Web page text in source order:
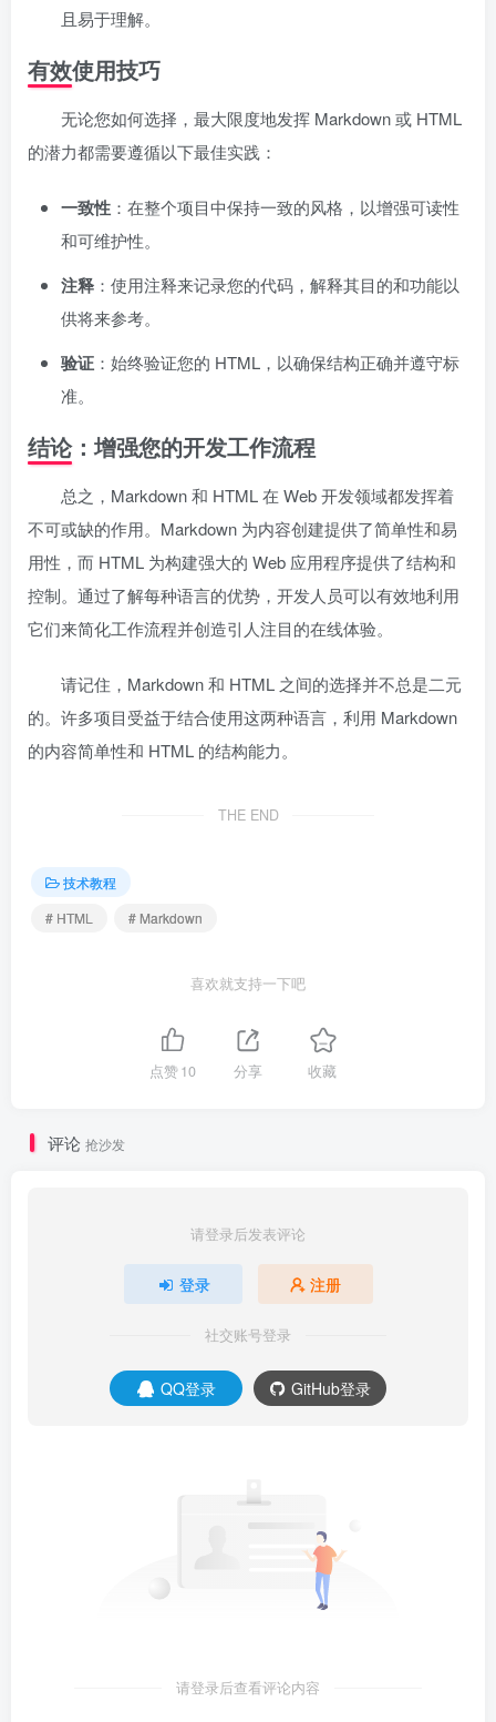
且易于理解。
有效使用技巧
无论您如何选择，最大限度地发挥 Markdown 或 HTML
的潜力都需要遵循以下最佳实践：
一致性 ：在整个项目中保持一致的风格，以增强可读性
和可维护性。
注释 ：使用注释来记录您的代码，解释其目的和功能以
供将来参考。
验证 ：始终验证您的 HTML，以确保结构正确并遵守标
准。
结论：增强您的开发工作流程
总之，Markdown 和 HTML 在 Web 开发领域都发挥着
不可或缺的作用。Markdown 为内容创建提供了简单性和易
用性，而 HTML 为构建强大的 Web 应用程序提供了结构和
控制。通过了解每种语言的优势，开发人员可以有效地利用
它们来简化工作流程并创造引人注目的在线体验。
请记住，Markdown 和 HTML 之间的选择并不总是二元
的。许多项目受益于结合使用这两种语言，利用 Markdown
的内容简单性和 HTML 的结构能力。
THE END
技术教程
# HTML
# Markdown
喜欢就支持一下吧
点赞10 分享 收藏
评论 抢沙发
请登录后发表评论
登录 注册
社交账号登录
QQ登录 GitHub登录
请登录后查看评论内容